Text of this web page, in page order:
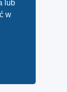
lub
w